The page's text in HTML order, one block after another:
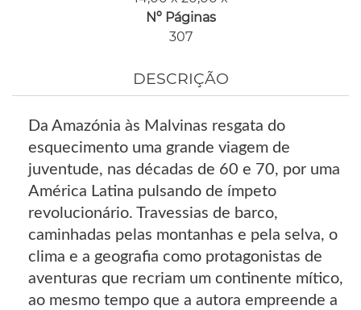
Nº Páginas
307
DESCRIÇÃO
Da Amazónia às Malvinas resgata do
esquecimento uma grande viagem de
juventude, nas décadas de 60 e 70, por uma
América Latina pulsando de ímpeto
revolucionário. Travessias de barco,
caminhadas pelas montanhas e pela selva, o
clima e a geografia como protagonistas de
aventuras que recriam um continente mítico,
ao mesmo tempo que a autora empreende a